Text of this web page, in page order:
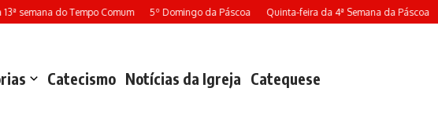
semana do Tempo Comum 5º Domingo da Páscoa Quinta-feira da 4ª Semana da Páscoa
Catecismo Notícias da Igreja Catequese